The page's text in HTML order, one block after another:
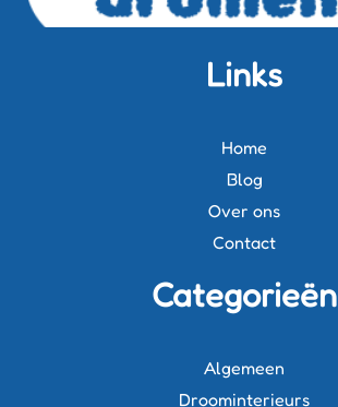
Links
Home
Blog
Over ons
Contact
Categorieën
Algemeen
Droominterieurs